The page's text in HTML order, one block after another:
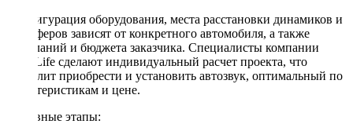
Конфигурация оборудования, места расстановки динамиков и
сабвуферов зависят от конкретного автомобиля, а также
пожеланий и бюджета заказчика. Специалисты компании
DriveLife сделают индивидуальный расчет проекта, что
позволит приобрести и установить автозвук, оптимальный по
характеристикам и цене.
Основные этапы: